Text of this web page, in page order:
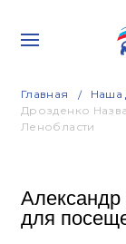
Главная Наша
Дрозденко
Ленобласти
Александр
для